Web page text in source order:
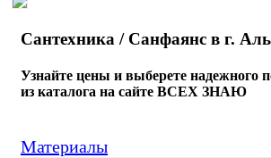
Сантехника / Санфаянс в г.
Узнайте цены и выберете надежного
из каталога на сайте ВСЕХ ЗНАЮ
Материалы